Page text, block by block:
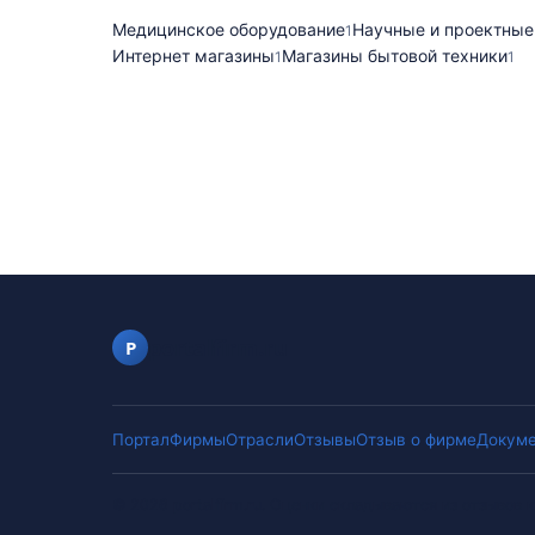
Медицинское оборудование1 Научные и
Интернет магазины1 Магазины бытовой техники1
P
ПорталФирмыОтраслиОтзывыОтзыв о фирме